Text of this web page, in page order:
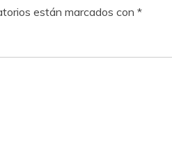
están marcados con *